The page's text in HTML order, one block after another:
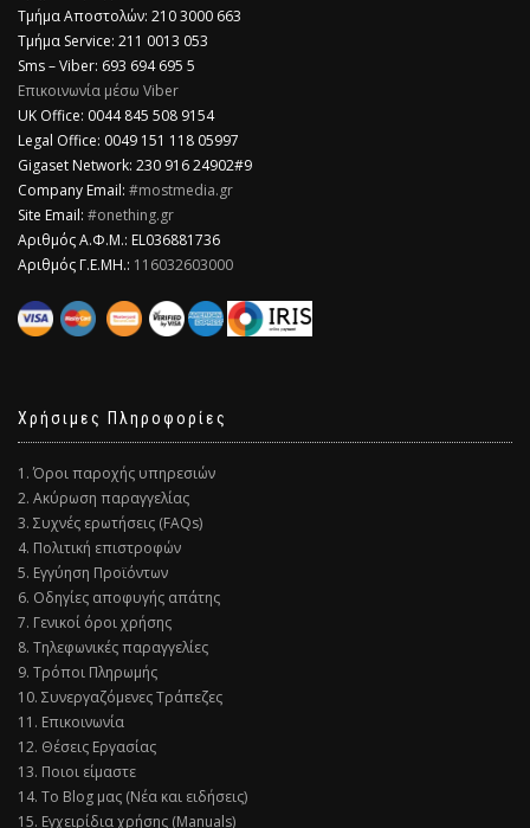
Τμήμα Αποστολών: 210 3000 663
Τμήμα Service: 211 0013 053
Sms – Viber: 693 694 695 5
Επικοινωνία μέσω Viber
​UK Office: 0044 845 508 9154
Legal Office: 0049 151 118 05997
Gigaset Network: 230 916 24902#9
Company Email: #mostmedia.gr
Site Email: #onething.gr
Αριθμός Α.Φ.Μ.: EL036881736
Αριθμός Γ.Ε.ΜΗ.: 116032603000
Χρήσιμες Πληροφορίες
1. Όροι παροχής υπηρεσιών
2. Ακύρωση παραγγελίας
3. Συχνές ερωτήσεις (FAQs)
4. Πολιτική επιστροφών
5. Εγγύηση Προϊόντων
6. Οδηγίες αποφυγής απάτης
7. Γενικοί όροι χρήσης
8. Τηλεφωνικές παραγγελίες
9. Τρόποι Πληρωμής
10. Συνεργαζόμενες Τράπεζες
11. Επικοινωνία
12. Θέσεις Εργασίας
13. Ποιοι είμαστε
14. Το Blog μας (Νέα και ειδήσεις)
15. Εγχειρίδια χρήσης (Manuals)